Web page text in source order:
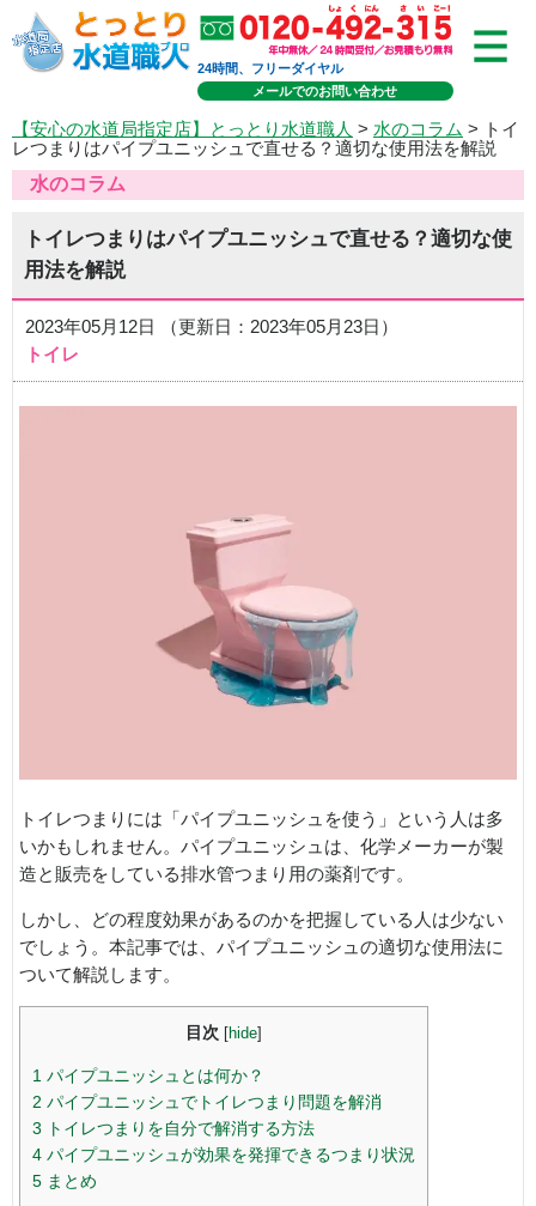
24時間、フリーダイヤル
メールでのお問い合わせ
【安心の水道局指定店】とっとり水道職人 > 水のコラム > トイ
レつまりはパイプユニッシュで直せる？適切な使用法を解説
水のコラム
トイレつまりはパイプユニッシュで直せる？適切な使
用法を解説
2023年05月12日 （更新日：2023年05月23日）
トイレ
トイレつまりには「パイプユニッシュを使う」という人は多
いかもしれません。パイプユニッシュは、化学メーカーが製
造と販売をしている排水管つまり用の薬剤です。
しかし、どの程度効果があるのかを把握している人は少ない
でしょう。本記事では、パイプユニッシュの適切な使用法に
ついて解説します。
目次 hide
1 パイプユニッシュとは何か？
2 パイプユニッシュでトイレつまり問題を解消
3 トイレつまりを自分で解消する方法
4 パイプユニッシュが効果を発揮できるつまり状況
5 まとめ